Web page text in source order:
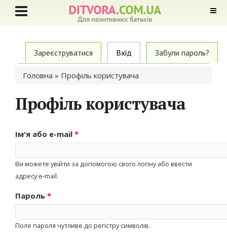
Primary tabs
Зареєструватися Вхід (active tab)Забули пароль?
Ви є тут
Головна » Профіль користувача
Профіль користувача
Ім'я або e-mail *
Ви можете увійти за допомогою свого логіну або ввести
адресу e-mail.
Пароль *
Поле пароля чутливе до регістру символів.